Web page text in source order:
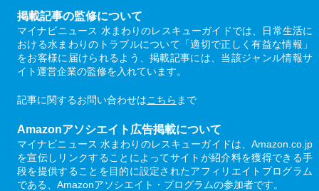
掲載記事の監修について
マイナビニュース 水まわりのレスキューガイドでは、日常生活に
おける水まわりのトラブルについて「適切で正しく有益な情報」
をお客様に届けられるよう、掲載記事には、当該ジャンル情報サ
イト運営企業の監修を入れています。
記事に関するお問い合わせはこちら まで
Amazonアソシエイト広告掲載について
マイナビニュース 水まわりのレスキューガイドは、Amazon.co.jp
を宣伝しリンクすることによってサイトが紹介料を獲得できる手
段を提供することを目的に設定されたアフィリエイトプログラム
である、Amazonアソシエイト・プログラムの参加者です。